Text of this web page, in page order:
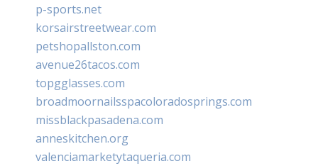
p-sports.net
korsairstreetwear.com
petshopallston.com
avenue26tacos.com
topgglasses.com
broadmoornailsspacoloradosprings.com
missblackpasadena.com
anneskitchen.org
valenciamarketytaqueria.com